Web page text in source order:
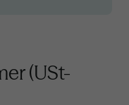
(USt-